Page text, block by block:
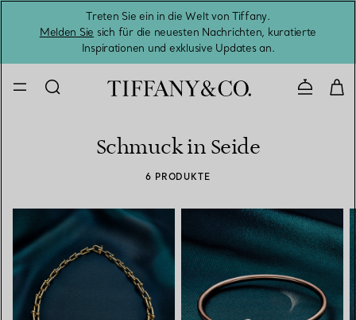
Treten Sie ein in die Welt von Tiffany.
Melden Sie sich für die neuesten Nachrichten, kuratierte
Inspirationen und exklusive Updates an.
Schmuck in Seide
6 PRODUKTE